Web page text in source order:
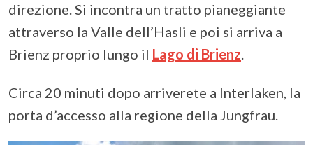
direzione. Si incontra un tratto pianeggiante
attraverso la Valle dell’Hasli e poi si arriva a
Brienz proprio lungo il Lago di Brienz.
Circa 20 minuti dopo arriverete a Interlaken, la
porta d’accesso alla regione della Jungfrau.